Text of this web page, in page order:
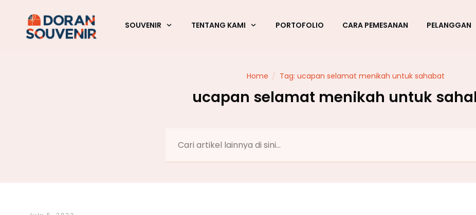
SOUVENIR TENTANG KAMI PORTOFOLIO CARA PEMESANAN PELANGGAN
Home / Tag: ucapan selamat menikah untuk sahabat
ucapan selamat menikah untuk